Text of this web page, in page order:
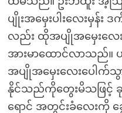
ပျိုးအမှေးပါးလေးမှ
လည်း ထိုအပျိုအမှေးလ
အားမာထောင်လာသည်။ ပ
အပျိုအမှေးလေးပေါက်
နိုင်သည်ကိုတွေးမိသဖြင့်
ရောင် အတွင်းခံလေးကို